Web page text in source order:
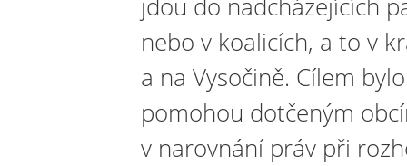
nebo v koalicích, a to v
a na Vysočině. Cílem
pomohou dotčeným
v narovnání práv při